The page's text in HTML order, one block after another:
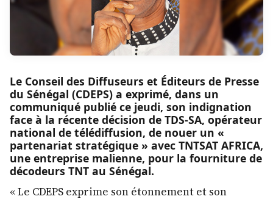
Le Conseil des Diffuseurs et Éditeurs de Presse
du Sénégal (CDEPS) a exprimé, dans un
communiqué publié ce jeudi, son indignation
face à la récente décision de TDS-SA, opérateur
national de télédiffusion, de nouer un «
partenariat stratégique » avec TNTSAT AFRICA,
une entreprise malienne, pour la fourniture de
décodeurs TNT au Sénégal.
« Le CDEPS exprime son étonnement et son